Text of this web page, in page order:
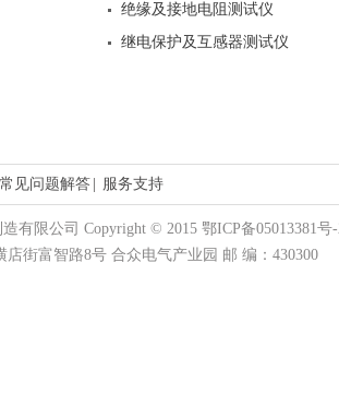
绝缘及接地电阻测试仪
继电保护及互感器测试仪
常见问题解答 服务支持
有限公司 Copyright © 2015 鄂ICP备05013381号
街富智路8号 合众电气产业园 邮 编：430300